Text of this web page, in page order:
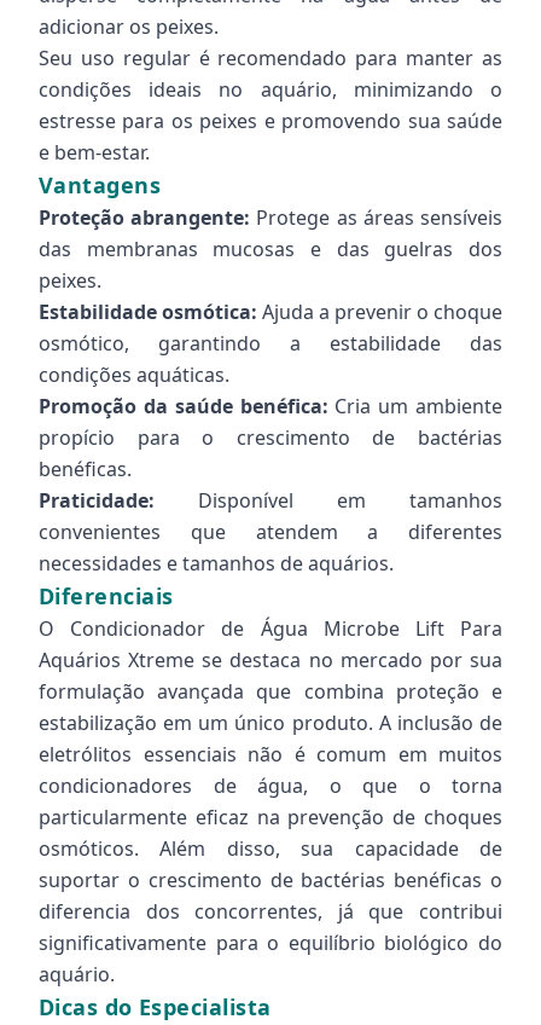
adicionar os peixes.
Seu uso regular é recomendado para manter as
condições ideais no aquário, minimizando o
estresse para os peixes e promovendo sua saúde
e bem-estar.
Vantagens
Proteção abrangente: Protege as áreas sensíveis
das membranas mucosas e das guelras dos
peixes.
Estabilidade osmótica: Ajuda a prevenir o choque
osmótico, garantindo a estabilidade das
condições aquáticas.
Promoção da saúde benéfica: Cria um ambiente
propício para o crescimento de bactérias
benéficas.
Praticidade: Disponível em tamanhos
convenientes que atendem a diferentes
necessidades e tamanhos de aquários.
Diferenciais
O Condicionador de Água Microbe Lift Para
Aquários Xtreme se destaca no mercado por sua
formulação avançada que combina proteção e
estabilização em um único produto. A inclusão de
eletrólitos essenciais não é comum em muitos
condicionadores de água, o que o torna
particularmente eficaz na prevenção de choques
osmóticos. Além disso, sua capacidade de
suportar o crescimento de bactérias benéficas o
diferencia dos concorrentes, já que contribui
significativamente para o equilíbrio biológico do
aquário.
Dicas do Especialista